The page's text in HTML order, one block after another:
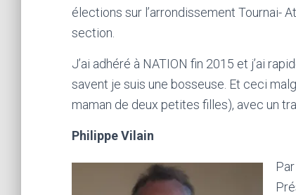
élections sur l’arrondissement Tournai-
section.
J’ai adhéré à NATION fin 2015 et j’ai
savent je suis une bosseuse. Et ceci
maman de deux petites filles), avec un
Philippe Vilain